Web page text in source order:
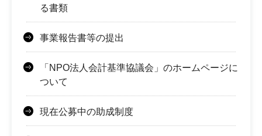
る書類
事業報告書等の提出
「NPO法人会計基準協議会」のホームページに
ついて
現在公募中の助成制度